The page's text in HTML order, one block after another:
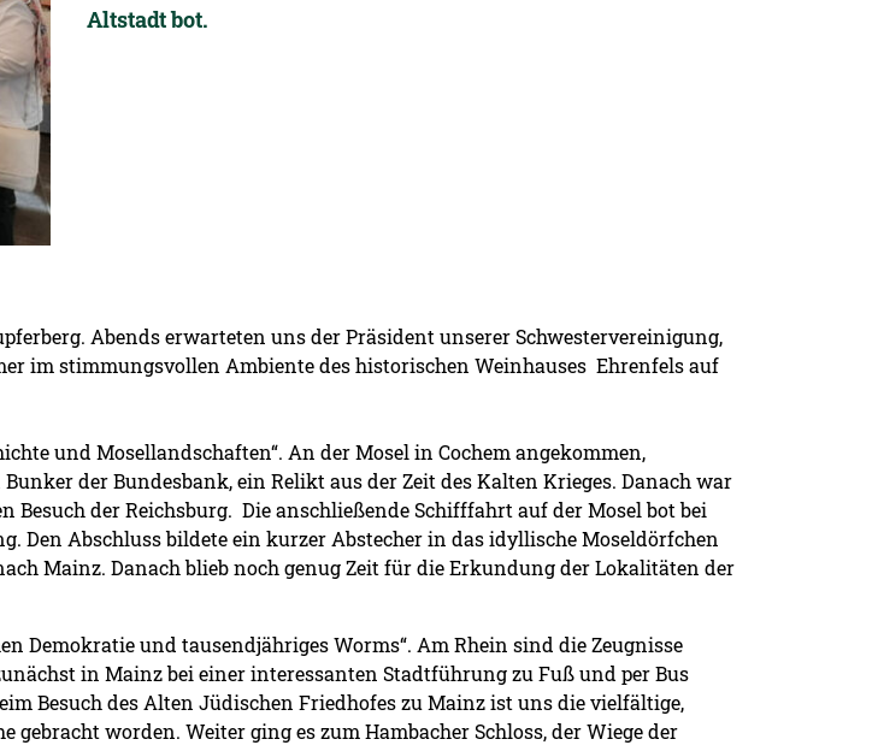
Altstadt bot.
Abends erwarteten uns der Präsident unserer Schwestervereinigung,
im stimmungsvollen Ambiente des historischen Weinhauses Ehrenfels auf
und Mosellandschaften“. An der Mosel in Cochem angekommen,
der Bundesbank, ein Relikt aus der Zeit des Kalten Krieges. Danach war
Besuch der Reichsburg. Die anschließende Schifffahrt auf der Mosel bot bei
Den Abschluss bildete ein kurzer Abstecher in das idyllische Moseldörfchen
Mainz. Danach blieb noch genug Zeit für die Erkundung der Lokalitäten der
Demokratie und tausendjähriges Worms“. Am Rhein sind die Zeugnisse
in Mainz bei einer interessanten Stadtführung zu Fuß und per Bus
Besuch des Alten Jüdischen Friedhofes zu Mainz ist uns die vielfältige,
worden. Weiter ging es zum Hambacher Schloss, der Wiege der